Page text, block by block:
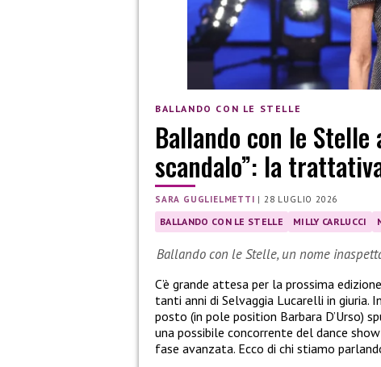
BALLANDO CON LE STELLE
Ballando con le
scandalo”: la
SARA GUGLIELMETTI |28 LUGLIO 2026
BALLANDO CON LE STELLE MILLY CARLUCCI
Ballando con le Stelle, un nome
C’è grande attesa per la prossima
tanti anni di Selvaggia Lucarelli in giuria.
posto (in pole position Barbara D’Urso)
una possibile concorrente del dance
fase avanzata. Ecco di chi stiamo